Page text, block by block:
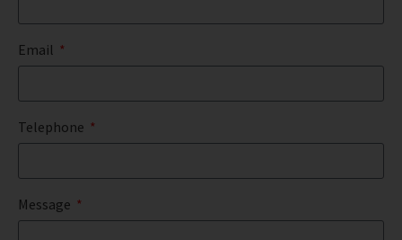
Email
Telephone
Message